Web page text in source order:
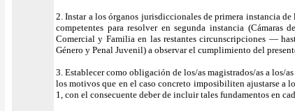
2. Instar a los órganos jurisdiccionales de primera instancia
competentes para resolver en segunda instancia
Comercial y Familia en las restantes circunscripciones —
Género y Penal Juvenil) a observar el cumplimiento del
3. Establecer como obligación de los/as magistrados/as a los/
los motivos que en el caso concreto imposibiliten ajustarse a
1, con el consecuente deber de incluir tales fundamentos en